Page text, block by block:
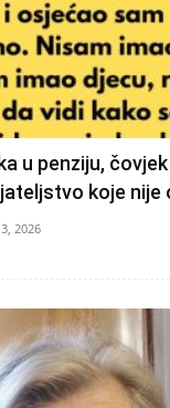
u penziju,
koje nije
2026